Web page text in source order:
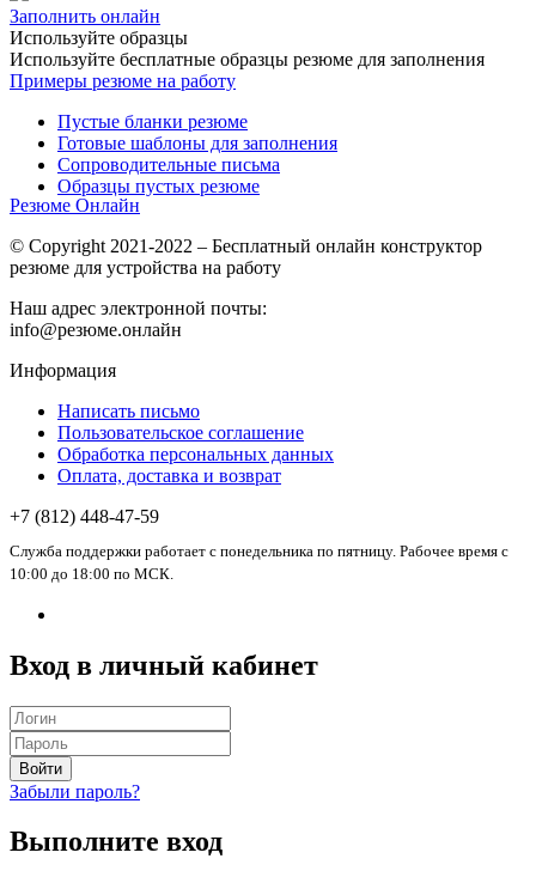
Заполнить онлайн
Используйте образцы
Используйте бесплатные образцы резюме для заполнения
Примеры резюме на работу
Пустые бланки резюме
Готовые шаблоны для заполнения
Сопроводительные письма
Образцы пустых резюме
Резюме Онлайн
© Copyright 2021-2022 – Бесплатный онлайн конструктор
резюме для устройства на работу
Наш адрес электронной почты:
info@резюме.онлайн
Информация
Написать письмо
Пользовательское соглашение
Обработка персональных данных
Оплата, доставка и возврат
+7 (812) 448-47-59
Служба поддержки работает с понедельника по пятницу. Рабочее время с
10:00 до 18:00 по МСК.
Вход в личный кабинет
Войти
Забыли пароль?
Выполните вход